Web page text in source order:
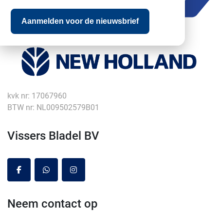
kvk nr: 17067960
BTW nr: NL009502579B01
Vissers Bladel BV
facebookwhatsappinstagram
Neem contact op
Aanmelden voor de nieuwsbrief